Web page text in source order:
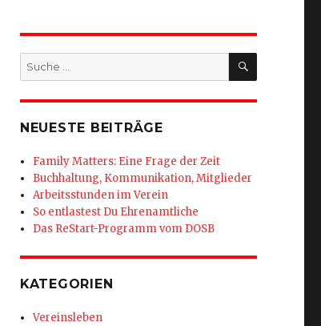
Suche
nach:
SUCHEN
NEUESTE BEITRÄGE
Family Matters: Eine Frage der Zeit
Buchhaltung, Kommunikation, Mitglieder
Arbeitsstunden im Verein
So entlastest Du Ehrenamtliche
Das ReStart-Programm vom DOSB
KATEGORIEN
Vereinsleben